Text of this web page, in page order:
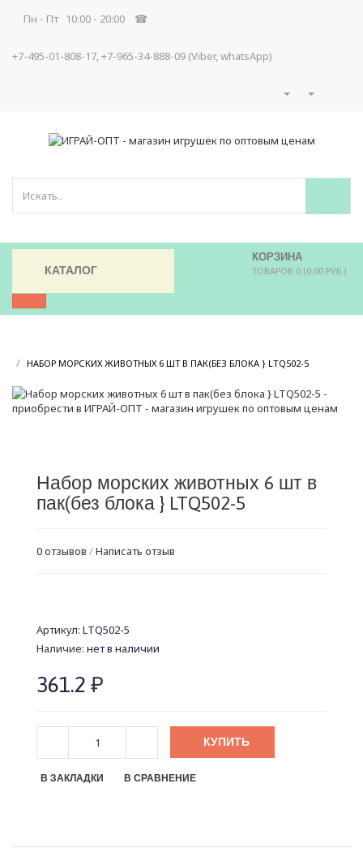
Пн - Пт 10:00 - 20:00 ☎
+7-495-01-808-17, +7-965-34-888-09 (Viber, whatsApp)
КОРЗИНА
ТОВАРОВ 0 (0.00 РУБ.)
КАТАЛОГ
/ НАБОР МОРСКИХ ЖИВОТНЫХ 6 ШТ В ПАК(БЕЗ БЛОКА } LTQ502-5
Набор морских животных 6 шт в
пак(без блока } LTQ502-5
0 отзывов /Написать отзыв
Артикул: LTQ502-5
Наличие: нет в наличии
361.2 ₽
КУПИТЬ
В ЗАКЛАДКИ В СРАВНЕНИЕ